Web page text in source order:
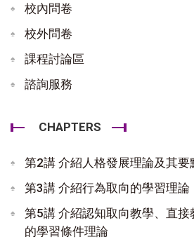
校內問卷
校外問卷
課程討論區
諮詢服務
CHAPTERS
第2講 介紹人格發展理論及其要
第3講 介紹行為取向的學習理論
第5講 介紹認知取向教學、直接
的學習條件理論